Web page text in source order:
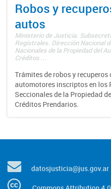
Robos y
autos
Ministerio de Justicia.
Registrales. Dirección Nacional
Nacionales de la Propiedad del
Créditos ...
Trámites de robos y recuperos
automotores inscriptos en los
Seccionales de la Propiedad
Créditos Prendarios.
datosjusticia@jus.gov.ar